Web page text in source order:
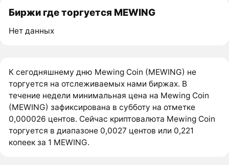
Биржи где торгуется MEWING
Нет данных
К сегодняшнему дню Mewing Coin (MEWING) не
торгуется на отслеживаемых нами биржах. В
течение недели минимальная цена на Mewing Coin
(MEWING) зафиксирована в субботу на отметке
0,000026 центов. Сейчас криптовалюта Mewing Coin
торгуется в диапазоне 0,0027 центов или 0,221
копеек за 1 MEWING.